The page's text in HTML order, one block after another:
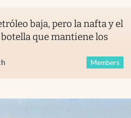
baja, pero la nafta y el
que mantiene los
Members